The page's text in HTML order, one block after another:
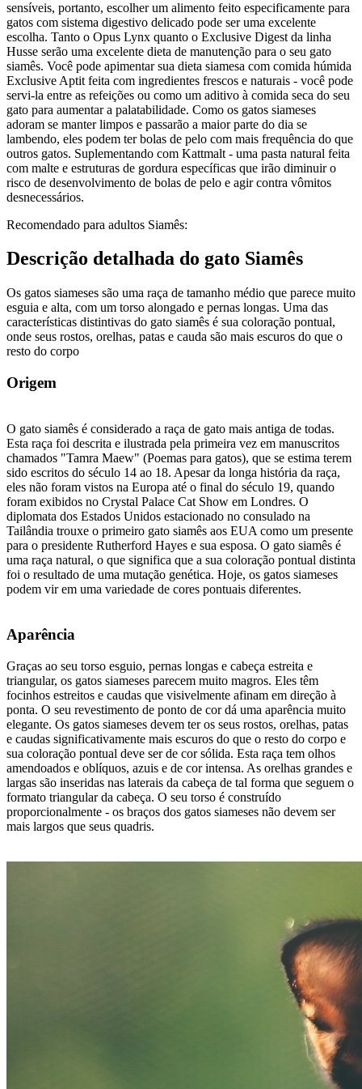
sensíveis, portanto, escolher um alimento feito especificamente para
gatos com sistema digestivo delicado pode ser uma excelente
escolha. Tanto o Opus Lynx quanto o Exclusive Digest da linha
Husse serão uma excelente dieta de manutenção para o seu gato
siamês. Você pode apimentar sua dieta siamesa com comida húmida
Exclusive Aptit feita com ingredientes frescos e naturais - você pode
servi-la entre as refeições ou como um aditivo à comida seca do seu
gato para aumentar a palatabilidade. Como os gatos siameses
adoram se manter limpos e passarão a maior parte do dia se
lambendo, eles podem ter bolas de pelo com mais frequência do que
outros gatos. Suplementando com Kattmalt - uma pasta natural feita
com malte e estruturas de gordura específicas que irão diminuir o
risco de desenvolvimento de bolas de pelo e agir contra vômitos
desnecessários.
Recomendado para adultos Siamês:
Descrição detalhada do gato Siamês
Os gatos siameses são uma raça de tamanho médio que parece muito
esguia e alta, com um torso alongado e pernas longas. Uma das
características distintivas do gato siamês é sua coloração pontual,
onde seus rostos, orelhas, patas e cauda são mais escuros do que o
resto do corpo
Origem
O gato siamês é considerado a raça de gato mais antiga de todas.
Esta raça foi descrita e ilustrada pela primeira vez em manuscritos
chamados "Tamra Maew" (Poemas para gatos), que se estima terem
sido escritos do século 14 ao 18. Apesar da longa história da raça,
eles não foram vistos na Europa até o final do século 19, quando
foram exibidos no Crystal Palace Cat Show em Londres. O
diplomata dos Estados Unidos estacionado no consulado na
Tailândia trouxe o primeiro gato siamês aos EUA como um presente
para o presidente Rutherford Hayes e sua esposa. O gato siamês é
uma raça natural, o que significa que a sua coloração pontual distinta
foi o resultado de uma mutação genética. Hoje, os gatos siameses
podem vir em uma variedade de cores pontuais diferentes.
Aparência
Graças ao seu torso esguio, pernas longas e cabeça estreita e
triangular, os gatos siameses parecem muito magros. Eles têm
focinhos estreitos e caudas que visivelmente afinam em direção à
ponta. O seu revestimento de ponto de cor dá uma aparência muito
elegante. Os gatos siameses devem ter os seus rostos, orelhas, patas
e caudas significativamente mais escuros do que o resto do corpo e
sua coloração pontual deve ser de cor sólida. Esta raça tem olhos
amendoados e oblíquos, azuis e de cor intensa. As orelhas grandes e
largas são inseridas nas laterais da cabeça de tal forma que seguem o
formato triangular da cabeça. O seu torso é construído
proporcionalmente - os braços dos gatos siameses não devem ser
mais largos que seus quadris.